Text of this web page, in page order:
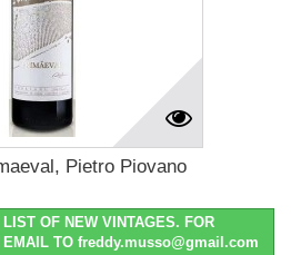
Pietro Piovano
OF NEW VINTAGES. FOR
EMAIL TO freddy.musso@gmail.com